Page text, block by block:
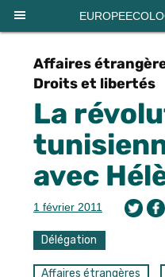
Affaires
Droits et libertés
La
avec
1 février 2011
Délégation
Affaires étrangères